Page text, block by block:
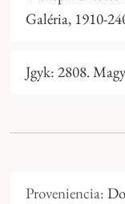
Galéria, 1910-
Jgyk: 2808.
Proveniencia: